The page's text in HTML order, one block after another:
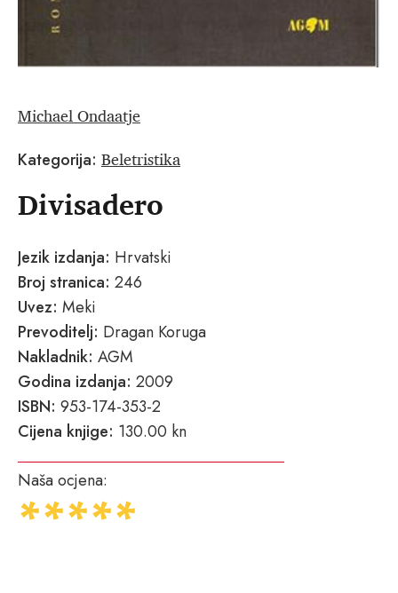
Michael Ondaatje
Kategorija: Beletristika
Divisadero
Jezik izdanja: Hrvatski
Broj stranica: 246
Uvez: Meki
Prevoditelj: Dragan Koruga
Nakladnik: AGM
Godina izdanja: 2009
ISBN: 953-174-353-2
Cijena knjige: 130.00 kn
Naša ocjena: